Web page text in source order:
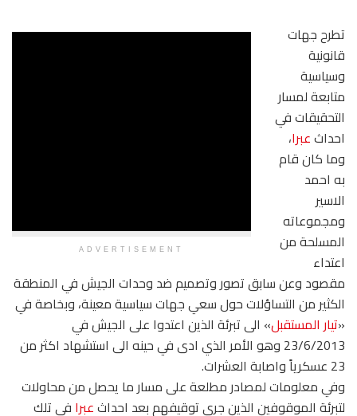
ADVERTISEMENT
تطرح جهات
قانونية
وسياسية
متابعة لمسار
التحقيقات في
احداثعبرا،
وما كان قام
به احمد
الاسير
ومجموعاته
المسلحة من
اعتداء
مقصود وعن سابق تصور وتصميم ضد وحدات الجيش في المنطقة
الكثير من التساؤلات حول سعي جهات سياسية معينة، وبخاصة في
«تيار المستقبل» الى تبرئة الذين اعتدوا على الجيش في
23/6/2013 وهو الأمر الذي ادى في حينه الى استشهاد اكثر من
23 عسكرياً واصابة العشرات.
وفي معلومات لمصادر مطلعة على مسار ما يحصل من محاولات
لتبرئة الموقوفين الذين جرى توقيفهم بعد احداثعبرا في تلك